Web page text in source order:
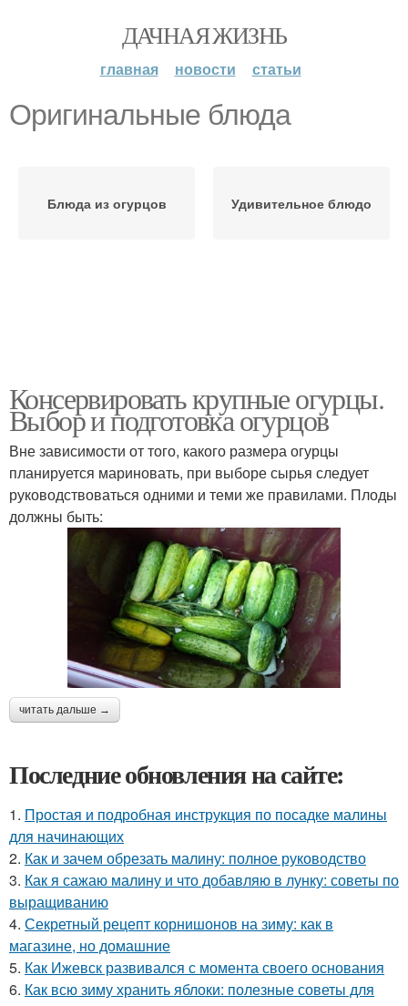
ДАЧНАЯ ЖИЗНЬ
главная новости статьи
Оригинальные блюда
Блюда из огурцов Удивительное блюдо
Консервировать крупные огурцы.
Выбор и подготовка огурцов
Вне зависимости от того, какого размера огурцы
планируется мариновать, при выборе сырья следует
руководствоваться одними и теми же правилами. Плоды
должны быть:
читать дальше →
Последние обновления на сайте:
1. Простая и подробная инструкция по посадке малины
для начинающих
2. Как и зачем обрезать малину: полное руководство
3. Как я сажаю малину и что добавляю в лунку: советы по
выращиванию
4. Секретный рецепт корнишонов на зиму: как в
магазине, но домашние
5. Как Ижевск развивался с момента своего основания
6. Как всю зиму хранить яблоки: полезные советы для